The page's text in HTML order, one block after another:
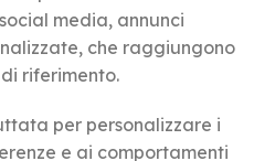
media, annunci
che raggiungono
riferimento.
per personalizzare i
e ai comportamenti